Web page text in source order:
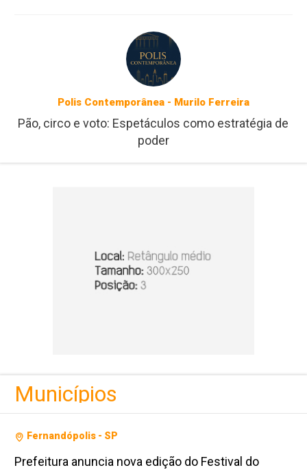
Polis Contemporânea - Murilo Ferreira
Pão, circo e voto: Espetáculos como estratégia de
poder
Municípios
Fernandópolis - SP
Prefeitura anuncia nova edição do Festival do